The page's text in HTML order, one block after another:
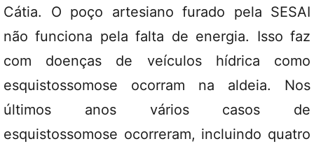
Cátia. O poço artesiano furado pela SESAI
não funciona pela falta de energia. Isso faz
com doenças de veículos hídrica como
esquistossomose ocorram na aldeia. Nos
últimos anos vários casos de
esquistossomose ocorreram, incluindo quatro